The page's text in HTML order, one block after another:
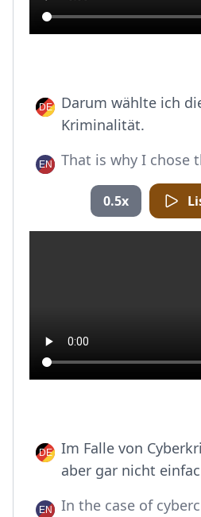
Darum wählte ich
Kriminalität.
That is why I chose
0.5x
Im Falle von
aber gar nicht
In the case of